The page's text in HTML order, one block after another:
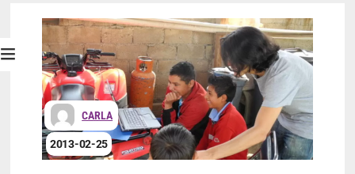
CARLA
2013-02-25